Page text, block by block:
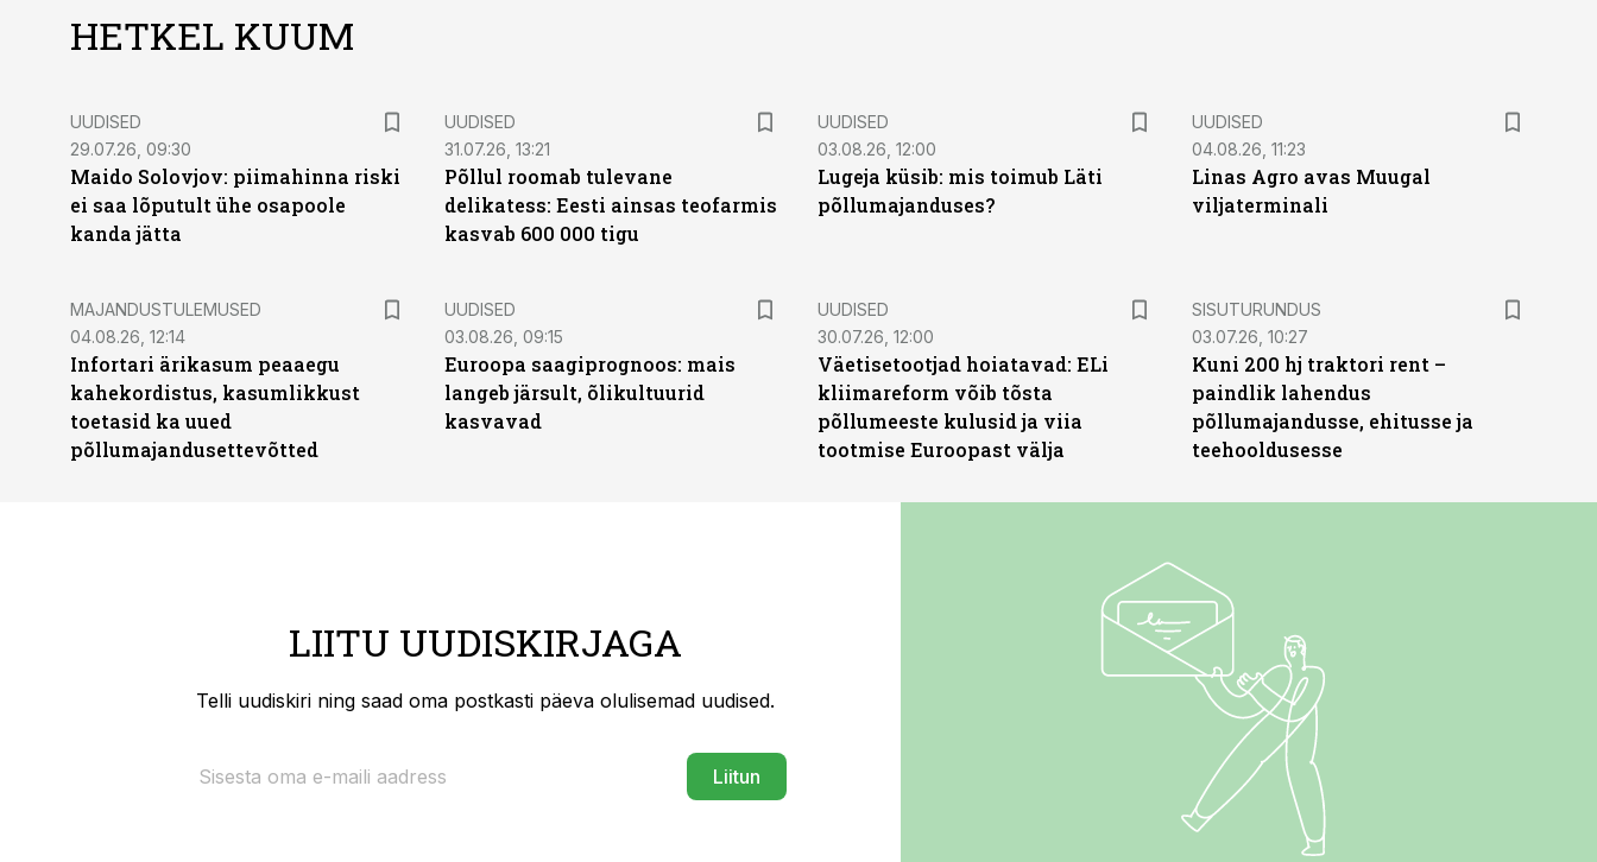
HETKEL KUUM
UUDISED
29.07.26, 09:30
Maido Solovjov: piimahinna riski
ei saa lõputult ühe osapoole
kanda jätta
UUDISED
31.07.26, 13:21
Põllul roomab tulevane
delikatess: Eesti ainsas teofarmis
kasvab 600 000 tigu
UUDISED
03.08.26, 12:00
Lugeja küsib: mis toimub Läti
põllumajanduses?
UUDISED
04.08.26, 11:23
Linas Agro avas Muugal
viljaterminali
MAJANDUSTULEMUSED
04.08.26, 12:14
Infortari ärikasum peaaegu
kahekordistus, kasumlikkust
toetasid ka uued
põllumajandusettevõtted
UUDISED
03.08.26, 09:15
Euroopa saagiprognoos: mais
langeb järsult, õlikultuurid
kasvavad
UUDISED
30.07.26, 12:00
Väetisetootjad hoiatavad: ELi
kliimareform võib tõsta
põllumeeste kulusid ja viia
tootmise Euroopast välja
ST
SISUTURUNDUS
03.07.26, 10:27
Kuni 200 hj traktori rent –
paindlik lahendus
põllumajandusse, ehitusse ja
teehooldusesse
LIITU UUDISKIRJAGA
Telli uudiskiri ning saad oma postkasti päeva olulisemad uudised.
Liitun